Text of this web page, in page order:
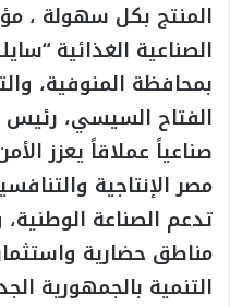
المنتج بكل سهولة ،
الصناعية الغذائية
بمحافظة المنوفية،
الفتاح السيسي،
صناعياً عملاقاً يعزز
مصر الإنتاجية
تدعم الصناعة
مناطق حضارية
التنمية بالجمهورية